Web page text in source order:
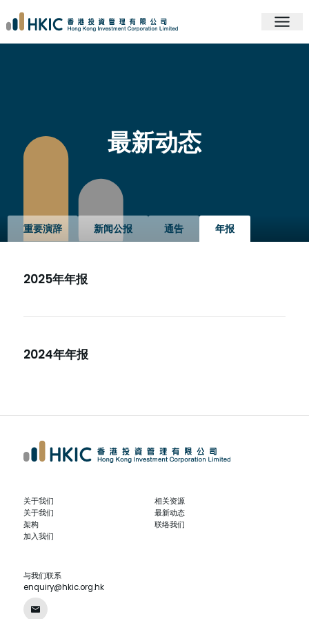
最新动态
重要演辞 新闻公报 通告 年报
2025年年报
2024年年报
关于我们
关于我们
架构
加入我们
相关资源
最新动态
联络我们
与我们联系
enquiry@hkic.org.hk